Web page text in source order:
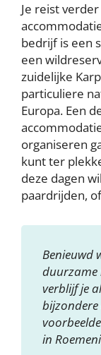
Je reist
bedrijf is een
een
zuidelijke
particuliere
Europa. Een
organiseren
kunt ter
deze dagen
paardrijden,
Benieuwd
duurzame
verblijf je
in